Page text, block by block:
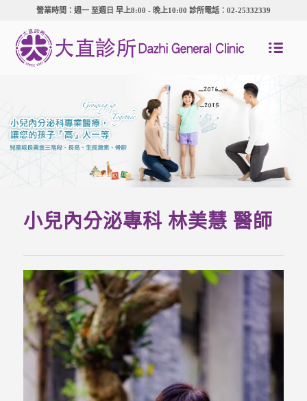
營業時間：週一 至週日 早上8:00 - 晚上10:00 診所電話：02-25332339
小兒內分泌專科 林美慧 醫師